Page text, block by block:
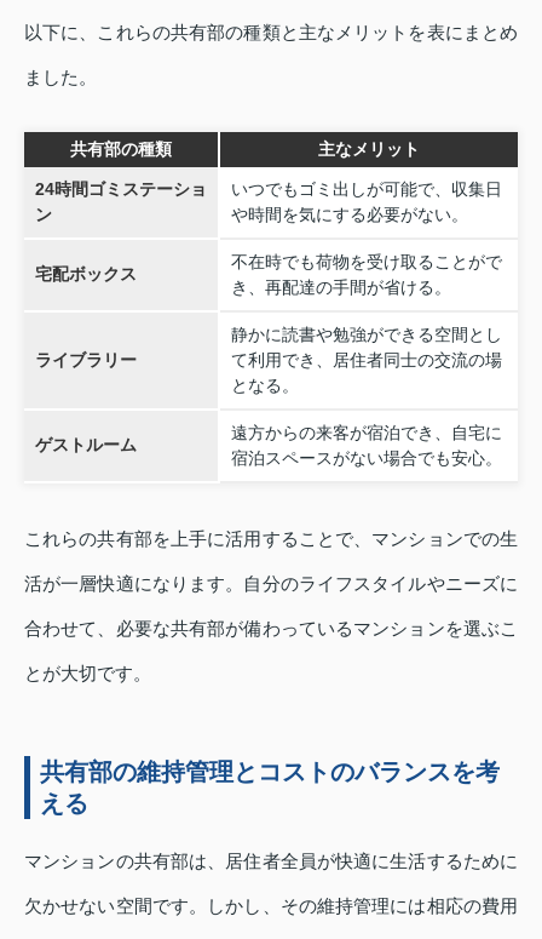
以下に、これらの共有部の種類と主なメリットを表にまとめ
ました。
共有部の種類 主なメリット
24時間ゴミステーショ
ン
いつでもゴミ出しが可能で、収集日
や時間を気にする必要がない。
宅配ボックス
不在時でも荷物を受け取ることがで
き、再配達の手間が省ける。
ライブラリー
静かに読書や勉強ができる空間とし
て利用でき、居住者同士の交流の場
となる。
ゲストルーム
遠方からの来客が宿泊でき、自宅に
宿泊スペースがない場合でも安心。
これらの共有部を上手に活用することで、マンションでの生
活が一層快適になります。自分のライフスタイルやニーズに
合わせて、必要な共有部が備わっているマンションを選ぶこ
とが大切です。
共有部の維持管理とコストのバランスを考
える
マンションの共有部は、居住者全員が快適に生活するために
欠かせない空間です。しかし、その維持管理には相応の費用